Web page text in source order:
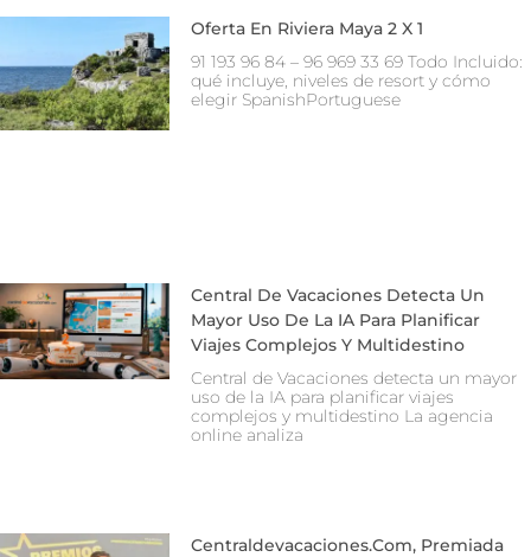
Oferta En Riviera Maya 2 X 1
91 193 96 84 – 96 969 33 69 Todo Incluido:
qué incluye, niveles de resort y cómo
elegir SpanishPortuguese
Central De Vacaciones Detecta Un
Mayor Uso De La IA Para Planificar
Viajes Complejos Y Multidestino
Central de Vacaciones detecta un mayor
uso de la IA para planificar viajes
complejos y multidestino La agencia
online analiza
Centraldevacaciones.com, Premiada